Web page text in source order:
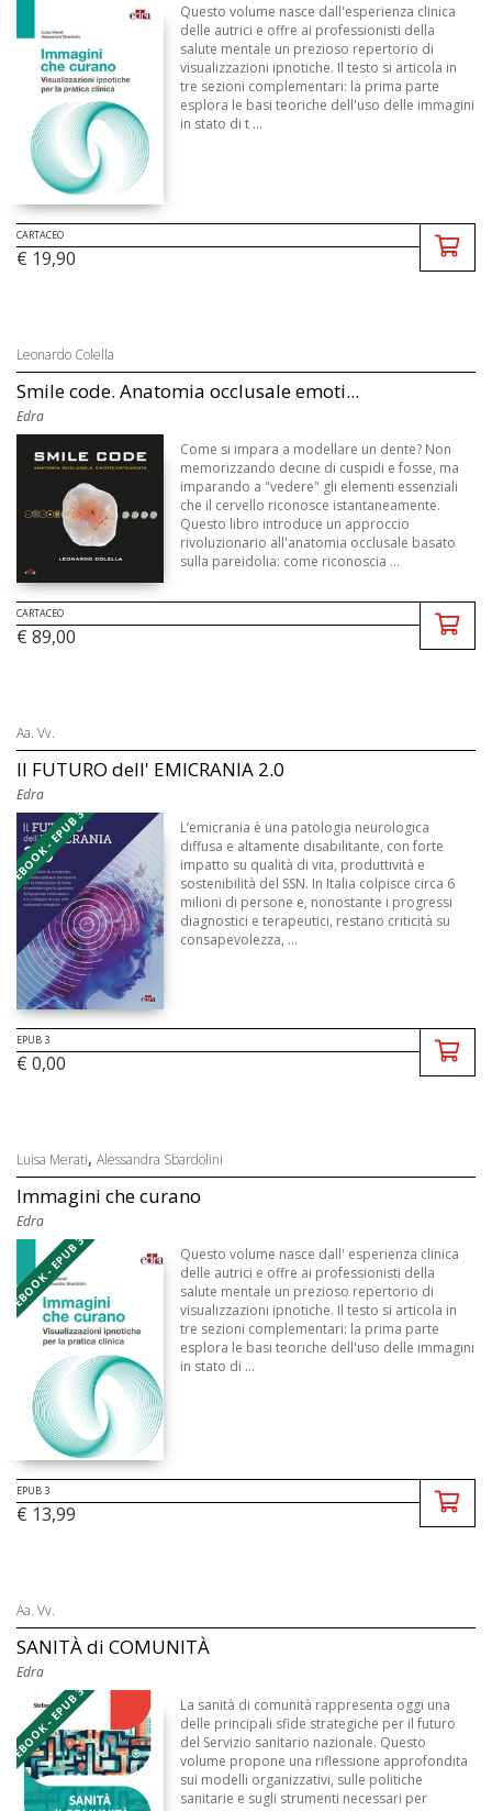
Questo volume nasce dall'esperienza clinica
delle autrici e offre ai professionisti della
salute mentale un prezioso repertorio di
visualizzazioni ipnotiche. Il testo si articola in
tre sezioni complementari: la prima parte
esplora le basi teoriche dell'uso delle immagini
in stato di t ...
CARTACEO
€ 19,90
Leonardo Colella
Smile code. Anatomia occlusale emoti...
Edra
Come si impara a modellare un dente? Non
memorizzando decine di cuspidi e fosse, ma
imparando a "vedere" gli elementi essenziali
che il cervello riconosce istantaneamente.
Questo libro introduce un approccio
rivoluzionario all'anatomia occlusale basato
sulla pareidolia: come riconoscia ...
CARTACEO
€ 89,00
Aa. Vv.
Il FUTURO dell' EMICRANIA 2.0
Edra
EBOOK - EPUB 3
L’emicrania è una patologia neurologica
diffusa e altamente disabilitante, con forte
impatto su qualità di vita, produttività e
sostenibilità del SSN. In Italia colpisce circa 6
milioni di persone e, nonostante i progressi
diagnostici e terapeutici, restano criticità su
consapevolezza, ...
EPUB 3
€ 0,00
Luisa Merati, Alessandra Sbardolini
Immagini che curano
Edra
EBOOK - EPUB 3
Questo volume nasce dall' esperienza clinica
delle autrici e offre ai professionisti della
salute mentale un prezioso repertorio di
visualizzazioni ipnotiche. Il testo si articola in
tre sezioni complementari: la prima parte
esplora le basi teoriche dell'uso delle immagini
in stato di ...
EPUB 3
€ 13,99
Aa. Vv.
SANITÀ di COMUNITÀ
Edra
EBOOK - EPUB 3
La sanità di comunità rappresenta oggi una
delle principali sfide strategiche per il futuro
del Servizio sanitario nazionale. Questo
volume propone una riflessione approfondita
sui modelli organizzativi, sulle politiche
sanitarie e sugli strumenti necessari per